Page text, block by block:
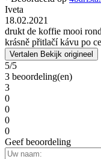
Iveta
18.02.2021
drukt de koffie mooi
krásně přitlačí kávu po
Vertalen Bekijk origineel
5/5
3 beoordeling(en)
3
0
0
0
0
Geef beoordeling